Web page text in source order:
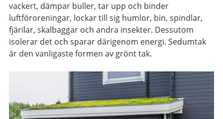
vackert, dämpar buller, tar upp och binder
luftföroreningar, lockar till sig humlor, bin, spindlar,
fjärilar, skalbaggar och andra insekter. Dessutom
isolerar det och sparar därigenom energi. Sedumtak
är den vanligaste formen av grönt tak.